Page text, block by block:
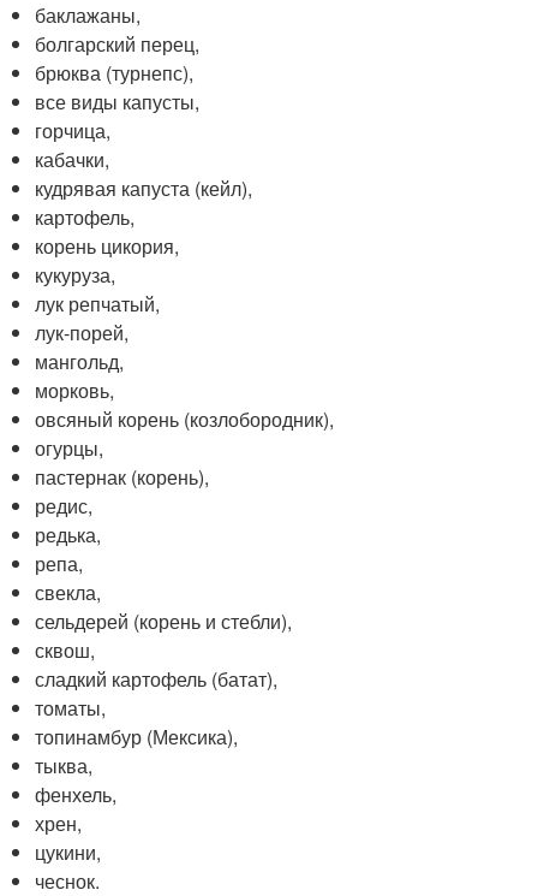
баклажаны,
болгарский перец,
брюква (турнепс),
все виды капусты,
горчица,
кабачки,
кудрявая капуста (кейл),
картофель,
корень цикория,
кукуруза,
лук репчатый,
лук-порей,
мангольд,
морковь,
овсяный корень (козлобородник),
огурцы,
пастернак (корень),
редис,
редька,
репа,
свекла,
сельдерей (корень и стебли),
сквош,
сладкий картофель (батат),
томаты,
топинамбур (Мексика),
тыква,
фенхель,
хрен,
цукини,
чеснок.